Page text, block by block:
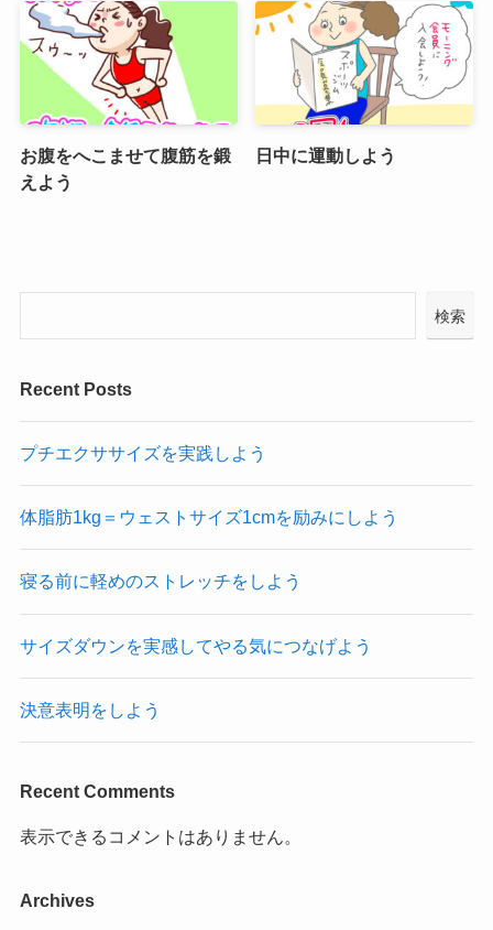
お腹をへこませて腹筋を鍛
えよう
日中に運動しよう
検索
Recent Posts
プチエクササイズを実践しよう
体脂肪1kg＝ウェストサイズ1cmを励みにしよう
寝る前に軽めのストレッチをしよう
サイズダウンを実感してやる気につなげよう
決意表明をしよう
Recent Comments
表示できるコメントはありません。
Archives